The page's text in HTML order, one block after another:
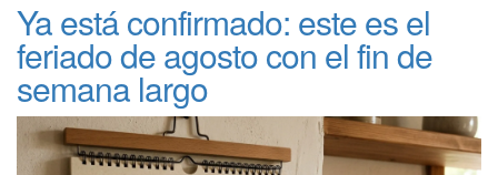
Ya está confirmado: este es el
feriado de agosto con el fin de
semana largo